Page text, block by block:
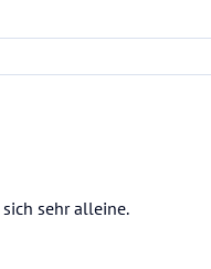
sehr alleine.